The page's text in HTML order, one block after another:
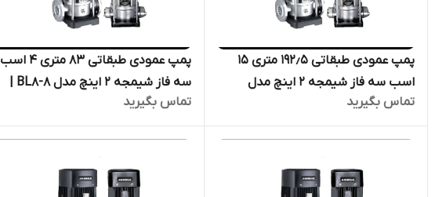
پمپ عمودی طبقاتی ۱۹۲٫۵ متری ۱۵
اسب سه فاز شیمجه ۲ اینچ مدل
BL12-16 | الکترو پمپ پروانه استیل
فشار قوی دیگ بخار
تماس بگیرید
پمپ عمودی طبقاتی ۸۳ متری ۴ اسب
الکترو پمپ پروانه استیل فشار قوی
دیگ بخار
تماس بگیرید